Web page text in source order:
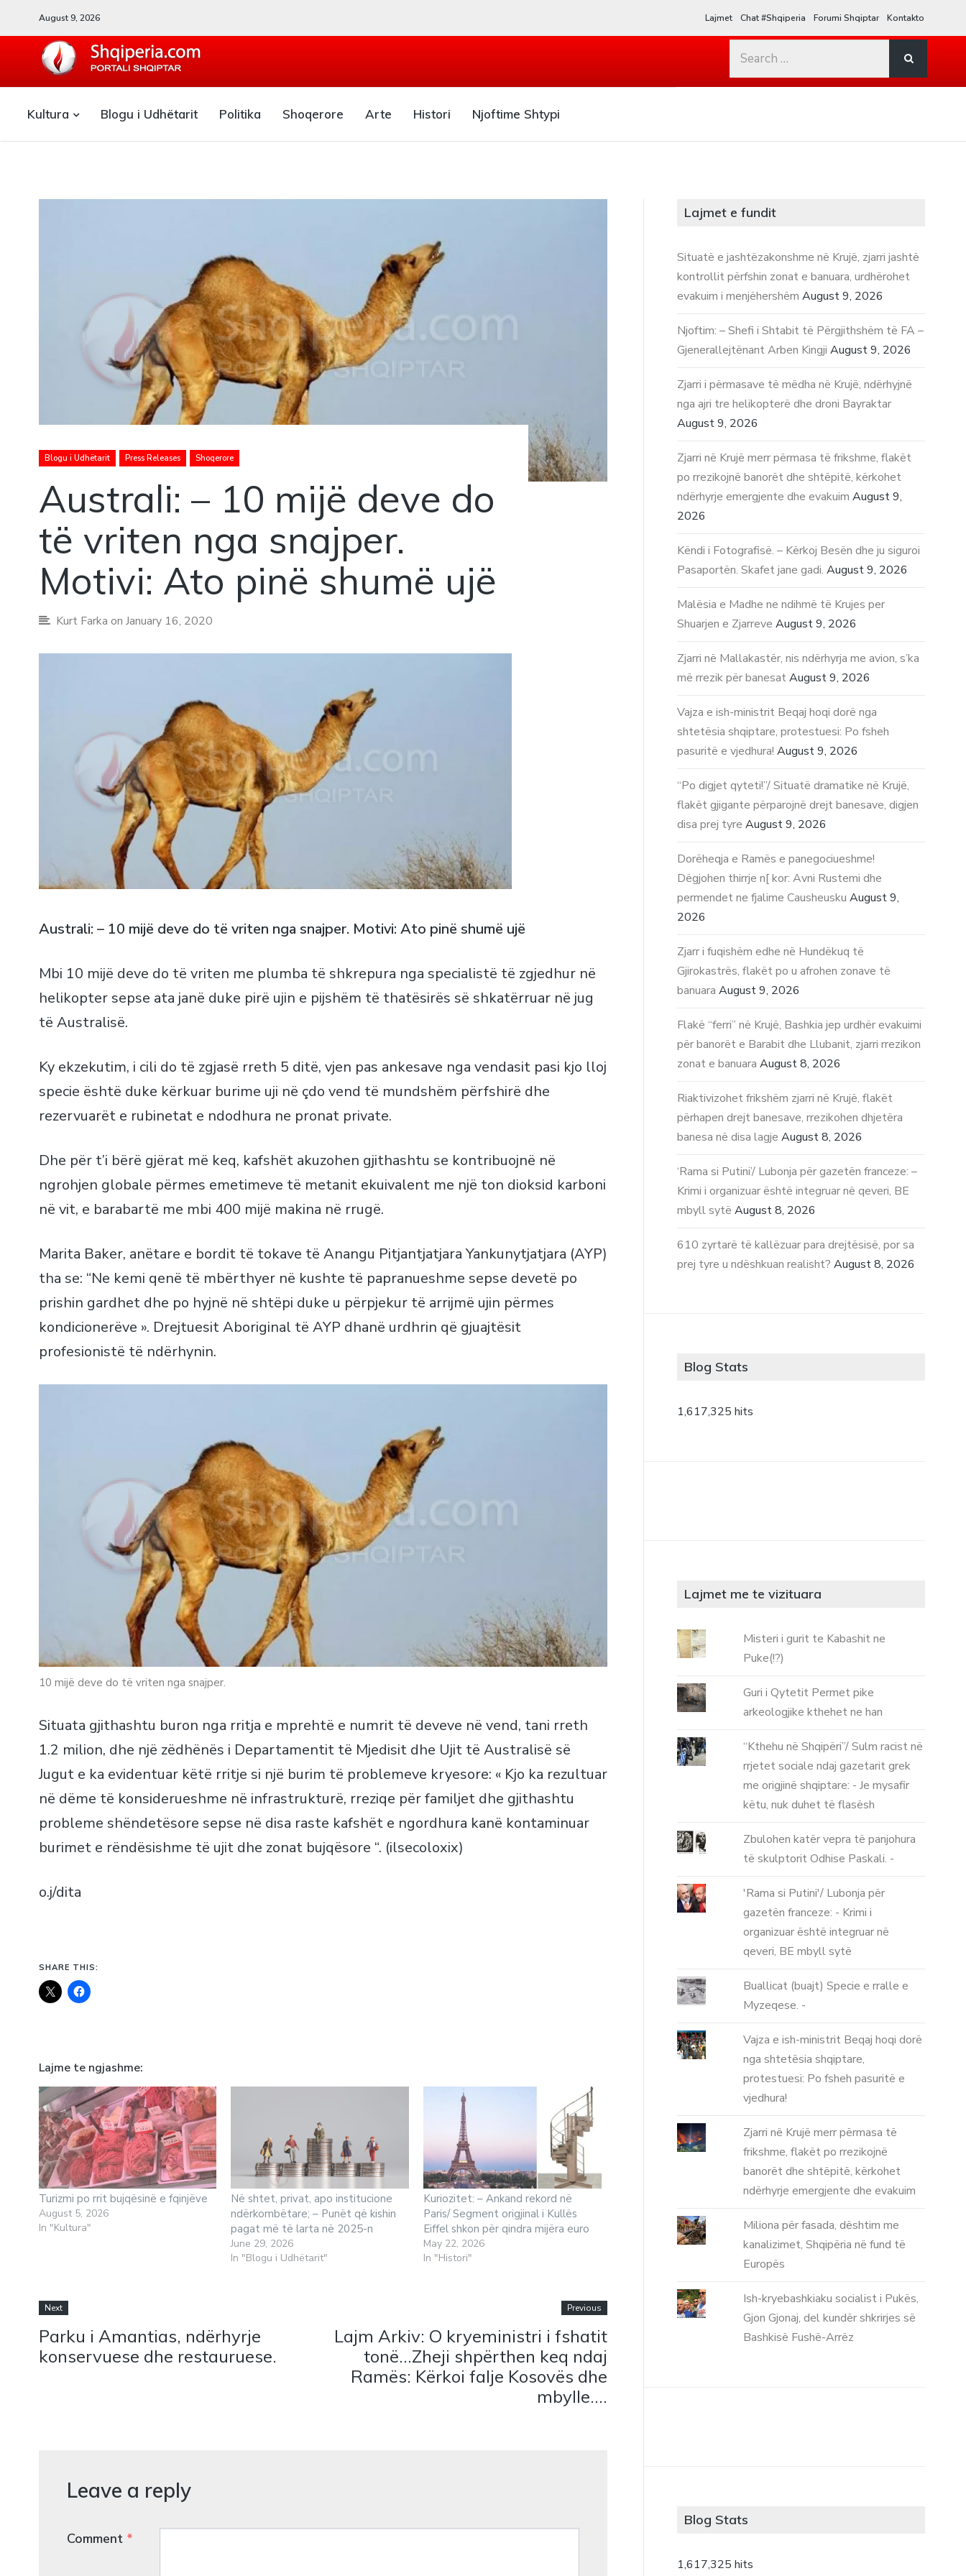
August 9, 2026 Lajmet Chat #Shqiperia Forumi Shqiptar Kontakto
Search
Kultura Blogu i Udhëtarit Politika Shoqerore Arte Histori Njoftime Shtypi
Blogu i Udhëtarit Press Releases Shoqerore
Australi: – 10 mijë deve do
të vriten nga snajper.
Motivi: Ato pinë shumë ujë
Kurt Farka on January 16, 2020
Australi: – 10 mijë deve do të vriten nga snajper. Motivi: Ato pinë shumë ujë
Mbi 10 mijë deve do të vriten me plumba të shkrepura nga specialistë të zgjedhur në
helikopter sepse ata janë duke pirë ujin e pijshëm të thatësirës së shkatërruar në jug
të Australisë.
Ky ekzekutim, i cili do të zgjasë rreth 5 ditë, vjen pas ankesave nga vendasit pasi kjo lloj
specie është duke kërkuar burime uji në çdo vend të mundshëm përfshirë dhe
rezervuarët e rubinetat e ndodhura ne pronat private.
Dhe për t’i bërë gjërat më keq, kafshët akuzohen gjithashtu se kontribuojnë në
ngrohjen globale përmes emetimeve të metanit ekuivalent me një ton dioksid karboni
në vit, e barabartë me mbi 400 mijë makina në rrugë.
Marita Baker, anëtare e bordit të tokave të Anangu Pitjantjatjara Yankunytjatjara (AYP)
tha se: “Ne kemi qenë të mbërthyer në kushte të papranueshme sepse devetë po
prishin gardhet dhe po hyjnë në shtëpi duke u përpjekur të arrijmë ujin përmes
kondicionerëve ». Drejtuesit Aboriginal të AYP dhanë urdhrin që gjuajtësit
profesionistë të ndërhynin.
10 mijë deve do të vriten nga snajper.
Situata gjithashtu buron nga rritja e mprehtë e numrit të deveve në vend, tani rreth
1.2 milion, dhe një zëdhënës i Departamentit të Mjedisit dhe Ujit të Australisë së
Jugut e ka evidentuar këtë rritje si një burim të problemeve kryesore: « Kjo ka rezultuar
në dëme të konsiderueshme në infrastrukturë, rreziqe për familjet dhe gjithashtu
probleme shëndetësore sepse në disa raste kafshët e ngordhura kanë kontaminuar
burimet e rëndësishme të ujit dhe zonat bujqësore “. (ilsecoloxix)
o.j/dita
SHARE THIS:
Lajme te ngjashme
Turizmi po rrit bujqësinë e fqinjëve
August 5, 2026
In "Kultura"
Në shtet, privat, apo institucione
ndërkombëtare; – Punët që kishin
pagat më të larta në 2025-n
June 29, 2026
In "Blogu i Udhëtarit"
Kuriozitet: – Ankand rekord në
Paris/ Segment origjinal i Kullës
Eiffel shkon për qindra mijëra euro
May 22, 2026
In "Histori"
Next
Parku i Amantias, ndërhyrje
konservuese dhe restauruese.
Previous
Lajm Arkiv: O kryeministri i fshatit
tonë…Zheji shpërthen keq ndaj
Ramës: Kërkoi falje Kosovës dhe
mbylle….
Leave a reply
Comment *
Lajmet e fundit
Situatë e jashtëzakonshme në Krujë, zjarri jashtë
kontrollit përfshin zonat e banuara, urdhërohet
evakuim i menjëhershëm August 9, 2026
Njoftim: – Shefi i Shtabit të Përgjithshëm të FA –
Gjenerallejtënant Arben Kingji August 9, 2026
Zjarri i përmasave të mëdha në Krujë, ndërhyjnë
nga ajri tre helikopterë dhe droni Bayraktar
August 9, 2026
Zjarri në Krujë merr përmasa të frikshme, flakët
po rrezikojnë banorët dhe shtëpitë, kërkohet
ndërhyrje emergjente dhe evakuim August 9,
2026
Këndi i Fotografisë. – Kërkoj Besën dhe ju siguroi
Pasaportën. Skafet jane gadi. August 9, 2026
Malësia e Madhe ne ndihmë të Krujes per
Shuarjen e Zjarreve August 9, 2026
Zjarri në Mallakastër, nis ndërhyrja me avion, s’ka
më rrezik për banesat August 9, 2026
Vajza e ish-ministrit Beqaj hoqi dorë nga
shtetësia shqiptare, protestuesi: Po fsheh
pasuritë e vjedhura! August 9, 2026
“Po digjet qyteti!”/ Situatë dramatike në Krujë,
flakët gjigante përparojnë drejt banesave, digjen
disa prej tyre August 9, 2026
Dorëheqja e Ramës e panegociueshme!
Dëgjohen thirrje n[ kor: Avni Rustemi dhe
permendet ne fjalime Causheusku August 9,
2026
Zjarr i fuqishëm edhe në Hundëkuq të
Gjirokastrës, flakët po u afrohen zonave të
banuara August 9, 2026
Flakë “ferri” në Krujë, Bashkia jep urdhër evakuimi
për banorët e Barabit dhe Llubanit, zjarri rrezikon
zonat e banuara August 8, 2026
Riaktivizohet frikshëm zjarri në Krujë, flakët
përhapen drejt banesave, rrezikohen dhjetëra
banesa në disa lagje August 8, 2026
‘Rama si Putini’/ Lubonja për gazetën franceze: –
Krimi i organizuar është integruar në qeveri, BE
mbyll sytë August 8, 2026
610 zyrtarë të kallëzuar para drejtësisë, por sa
prej tyre u ndëshkuan realisht? August 8, 2026
Blog Stats
1,617,325 hits
Lajmet me te vizituara
Misteri i gurit te Kabashit ne
Puke(!?)
Guri i Qytetit Permet pike
arkeologjike kthehet ne han
“Kthehu në Shqipëri”/ Sulm racist në
rrjetet sociale ndaj gazetarit grek
me origjinë shqiptare: - Je mysafir
këtu, nuk duhet të flasësh
Zbulohen katër vepra të panjohura
të skulptorit Odhise Paskali. -
'Rama si Putini'/ Lubonja për
gazetën franceze: - Krimi i
organizuar është integruar në
qeveri, BE mbyll sytë
Buallicat (buajt) Specie e rralle e
Myzeqese. -
Vajza e ish-ministrit Beqaj hoqi dorë
nga shtetësia shqiptare,
protestuesi: Po fsheh pasuritë e
vjedhura!
Zjarri në Krujë merr përmasa të
frikshme, flakët po rrezikojnë
banorët dhe shtëpitë, kërkohet
ndërhyrje emergjente dhe evakuim
Miliona për fasada, dështim me
kanalizimet, Shqipëria në fund të
Europës
Ish-kryebashkiaku socialist i Pukës,
Gjon Gjonaj, del kundër shkrirjes së
Bashkisë Fushë-Arrëz
Blog Stats
1,617,325 hits